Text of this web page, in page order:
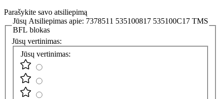
Parašykite savo atsiliepimą
Jūsų Atsiliepimas apie: 7378511 535100817 535100C17 TMS
BFL blokas
Jūsų vertinimas:
Jūsų vertinimas: